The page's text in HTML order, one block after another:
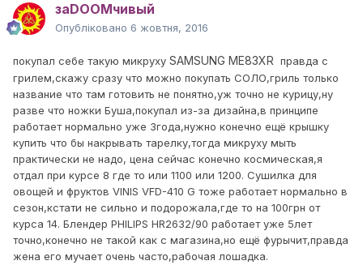
заDOOMчивый
Опубліковано 6 жовтня, 2016
покупал себе такую микруху SAMSUNG ME83XR правда с
грилем,скажу сразу что можно покупать СОЛО,гриль только
название что там готовить не понятно,уж точно не курицу,ну
разве что ножки Буша,покупал из-за дизайна,в принципе
работает нормально уже 3года,нужно конечно ещё крышку
купить что бы накрывать тарелку,тогда микруху мыть
практически не надо, цена сейчас конечно космическая,я
отдал при курсе 8 где то или 1100 или 1200. Сушилка для
овощей и фруктов VINIS VFD-410 G тоже работает нормально в
сезон,кстати не сильно и подорожала,где то на 100грн от
курса 14. Блендер PHILIPS HR2632/90 работает уже 5лет
точно,конечно не такой как с магазина,но ещё фурычит,правда
жена его мучает очень часто,рабочая лошадка.